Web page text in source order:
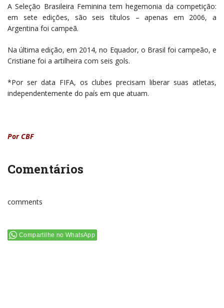
A Seleção Brasileira Feminina tem hegemonia da competição:
em sete edições, são seis títulos – apenas em 2006, a
Argentina foi campeã.
Na última edição, em 2014, no Equador, o Brasil foi campeão, e
Cristiane foi a artilheira com seis gols.
*Por ser data FIFA, os clubes precisam liberar suas atletas,
independentemente do país em que atuam.
Por CBF
Comentários
comments
Compartilhe no WhatsApp